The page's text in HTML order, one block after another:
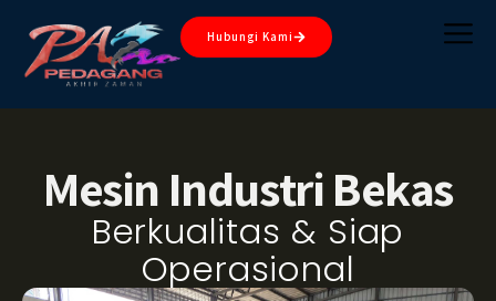
Hubungi Kami
Mesin Industri Bekas
Berkualitas & Siap
Operasional